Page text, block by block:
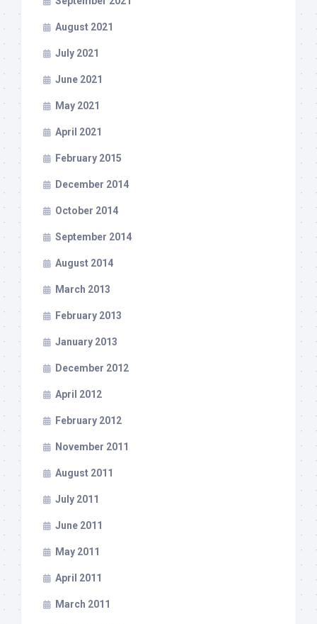
August 2021
July 2021
June 2021
May 2021
April 2021
February 2015
December 2014
October 2014
September 2014
August 2014
March 2013
February 2013
January 2013
December 2012
April 2012
February 2012
November 2011
August 2011
July 2011
June 2011
May 2011
April 2011
March 2011